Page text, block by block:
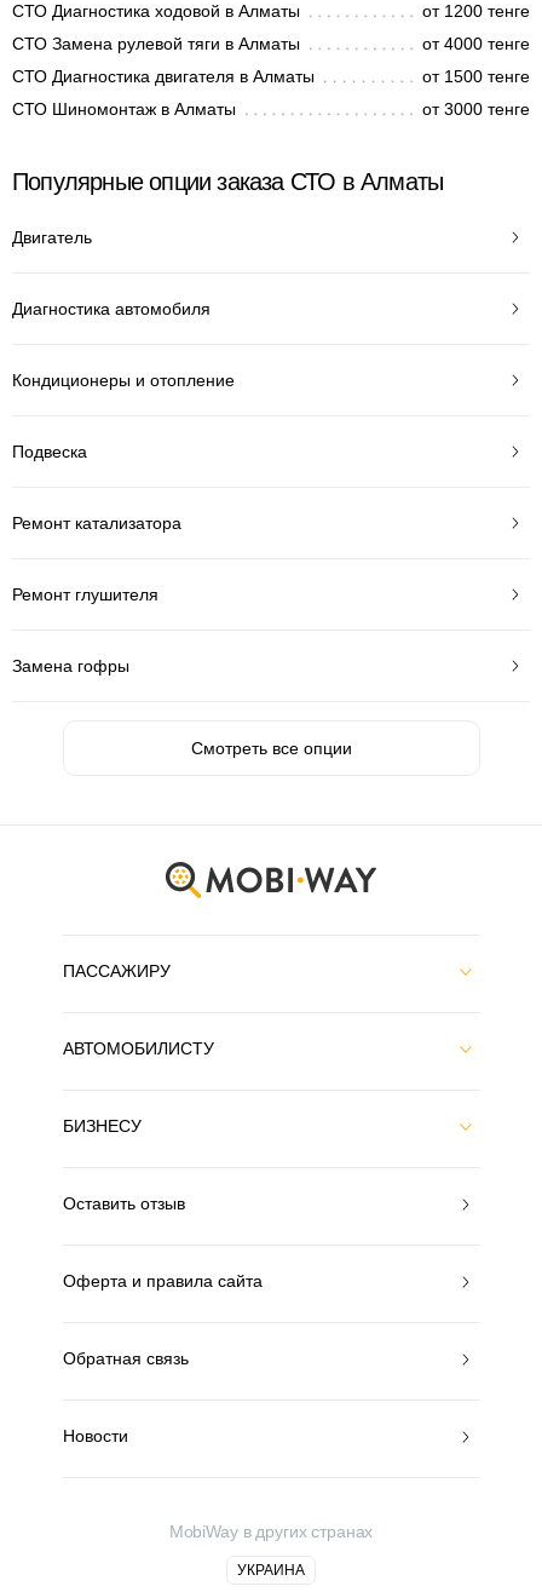
СТО Диагностика ходовой в Алматы
от 1200 тенге
СТО Замена рулевой тяги в Алматы
от 4000 тенге
СТО Диагностика двигателя в Алматы
от 1500 тенге
СТО Шиномонтаж в Алматы
от 3000 тенге
Популярные опции заказа СТО в Алматы
Двигатель
Диагностика автомобиля
Кондиционеры и отопление
Подвеска
Ремонт катализатора
Ремонт глушителя
Замена гофры
Смотреть все опции
ПАССАЖИРУ
АВТОМОБИЛИСТУ
БИЗНЕСУ
Оставить отзыв
Оферта и правила сайта
Обратная связь
Новости
MobiWay в других странах
УКРАИНА